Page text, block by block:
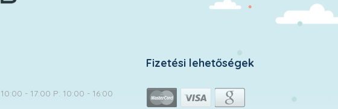
- 17:00 P: 10:00 - 16:00
Fizetési lehetőségek